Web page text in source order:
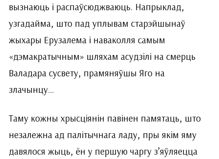
вызнаюць і распаўсюджваюць. Напрыклад,
узгадайма, што пад уплывам старэйшынаў
жыхары Ерузалема і наваколля самым
«дэмакратычным» шляхам асудзілі на смерць
Валадара сусвету, прамяняўшы Яго на
злачынцу…
Таму кожны хрысціянін павінен памятаць, што
незалежна ад палітычнага ладу, пры якім яму
давялося жыць, ён у першую чаргу з’яўляецца